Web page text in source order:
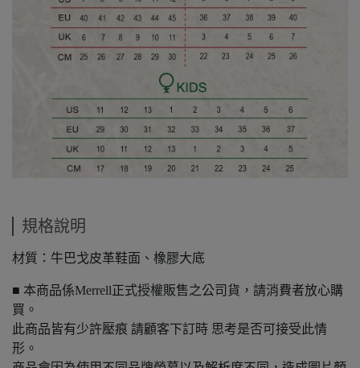
規格說明
材質：牛巴戈皮革鞋面、橡膠大底
■ 本商品係Merrell正式授權販售之公司貨，請消費者放心購
買。
此商品皆有少許壓痕 請顧客下訂時 思考是否可接受此情
形。